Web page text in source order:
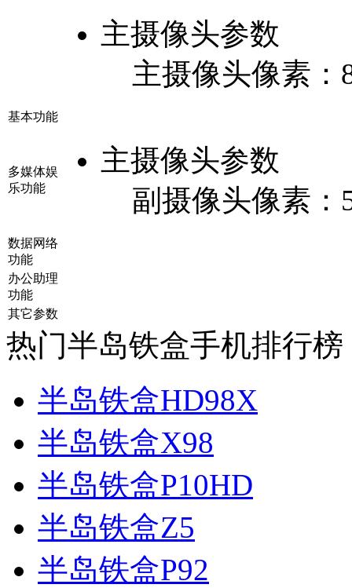
主摄像头参数
主摄像头像素：
基本功能
多媒体娱
乐功能
主摄像头参数
副摄像头像素：
数据网络
功能
办公助理
功能
其它参数
热门半岛铁盒手机排行榜
半岛铁盒HD98X
半岛铁盒X98
半岛铁盒P10HD
半岛铁盒Z5
半岛铁盒P92